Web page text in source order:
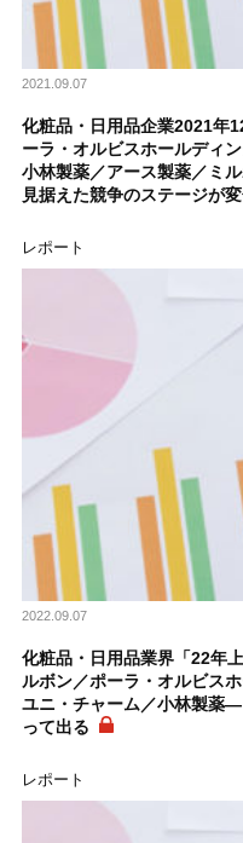
2021.09.07
化粧品・日用品企業2021年
ーラ・オルビスホールディ
小林製薬／アース製薬／ミ
見据えた競争のステージが
レポート
2022.09.07
化粧品・日用品業界「22年
ルボン／ポーラ・オルビス
ユニ・チャーム／小林製薬
って出る
レポート